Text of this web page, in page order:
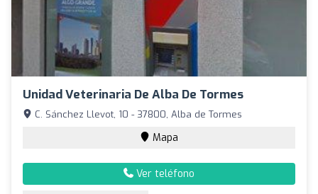
Unidad Veterinaria De Alba De Tormes
C. Sánchez Llevot, 10 - 37800, Alba de Tormes
Mapa
Ver teléfono